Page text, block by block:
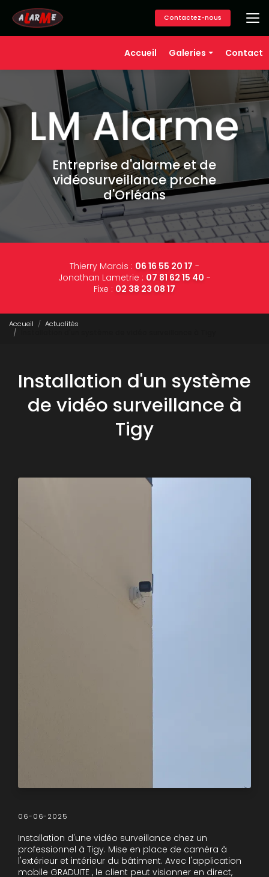
contenu
principal
Accueil
Galeries
Alarme
Vidéosurveillance
Contrôle d'accès
Téléassistance
Domotique
Contact
Contactez-nous
Entreprise d'alarme et de
vidéosurveillance proche
d'Orléans
Thierry Marois : 06 16 55 20 17 -
Jonathan Lametrie : 07 81 62 15 40 -
Fixe : 02 38 23 08 17
Accueil
Actualités
Installation d'un système
de vidéo surveillance à
Tigy
06-06-2025
Installation d'une vidéo surveillance chez un
professionnel à Tigy. Mise en place de caméra à
l'extérieur et intérieur du bâtiment. Avec l'application
mobile GRADUITE , le client peut visionner en direct,